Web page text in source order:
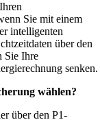
Sie mit einem
intelligenten
über den
Sie Ihre
senken.
wählen?
über den P1-